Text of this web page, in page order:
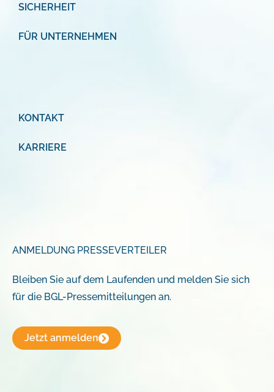
SICHERHEIT
FÜR UNTERNEHMEN
KONTAKT
KARRIERE
ANMELDUNG PRESSEVERTEILER
Bleiben Sie auf dem Laufenden und melden Sie sich
für die BGL-Pressemitteilungen an.
Jetzt anmelden